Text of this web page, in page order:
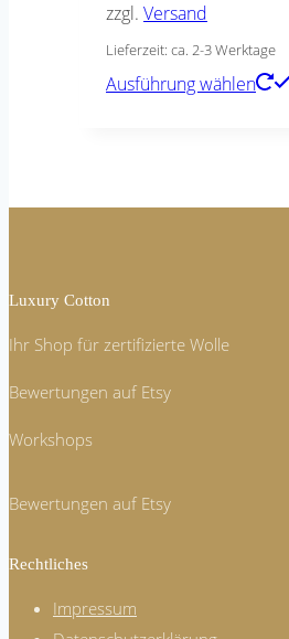
zzgl. Versand
Lieferzeit: ca. 2-3 Werktage
Ausführung wählen
Luxury Cotton
Ihr Shop für zertifizierte Wolle
Bewertungen auf Etsy
Workshops
Bewertungen auf Etsy
Rechtliches
Impressum